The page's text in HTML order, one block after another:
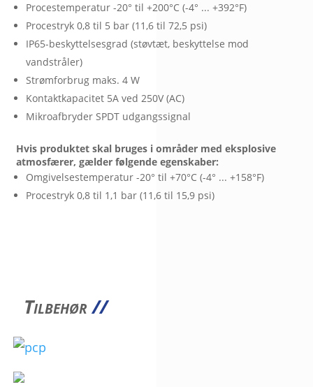
Procestemperatur -20° til +200°C (-4° ... +392°F)
Procestryk 0,8 til 5 bar (11,6 til 72,5 psi)
IP65-beskyttelsesgrad (støvtæt, beskyttelse mod
vandstråler)
Strømforbrug maks. 4 W
Kontaktkapacitet 5A ved 250V (AC)
Mikroafbryder SPDT udgangssignal
Hvis produktet skal bruges i områder med eksplosive
atmosfærer, gælder følgende egenskaber:
Omgivelsestemperatur -20° til +70°C (-4° ... +158°F)
Procestryk 0,8 til 1,1 bar (11,6 til 15,9 psi)
Tilbehør//